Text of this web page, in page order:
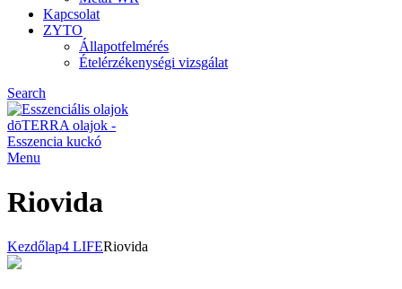
Kapcsolat
ZYTO
Állapotfelmérés
Ételérzékenységi vizsgálat
Search
Menu
Riovida
Kezdőlap4 LIFERiovida